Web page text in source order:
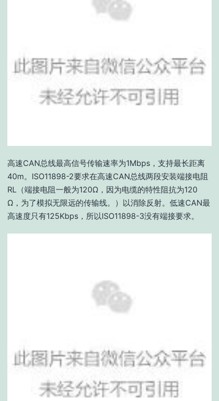
高速CAN总线最高信号传输速率为1Mbps，支持最长距离
40m。ISO11898-2要求在高速CAN总线两段安装端接电阻
RL（端接电阻一般为120Ω，因为电缆的特性阻抗为120
Ω，为了模拟无限远的传输线。）以消除反射。低速CAN最
高速度只有125Kbps，所以ISO11898-3没有端接要求。